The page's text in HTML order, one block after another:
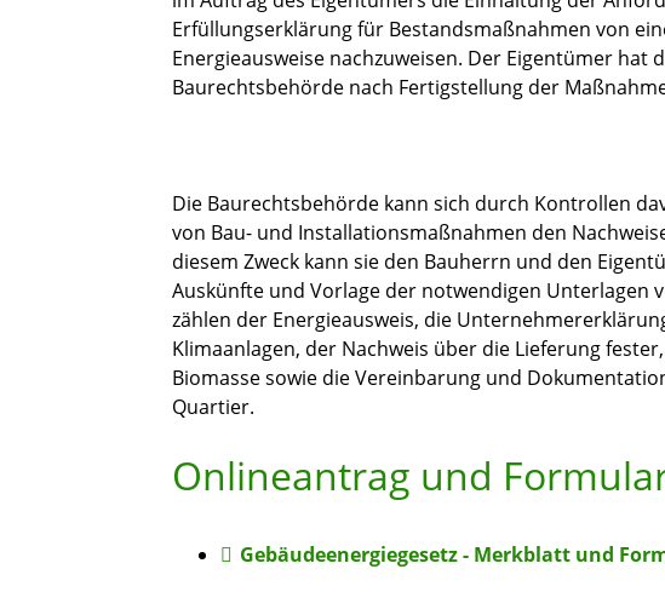
Erfüllungserklärung für Bestandsmaßnahmen von
Energieausweise nachzuweisen. Der Eigentümer hat
Baurechtsbehörde nach Fertigstellung der
Die Baurechtsbehörde kann sich durch Kontrollen
von Bau- und Installationsmaßnahmen den
diesem Zweck kann sie den Bauherrn und den
Auskünfte und Vorlage der notwendigen Unterlagen
zählen der Energieausweis, die
Klimaanlagen, der Nachweis über die Lieferung
Biomasse sowie die Vereinbarung und
Quartier.
Onlineantrag und
Gebäudeenergiegesetz - Merkblatt und